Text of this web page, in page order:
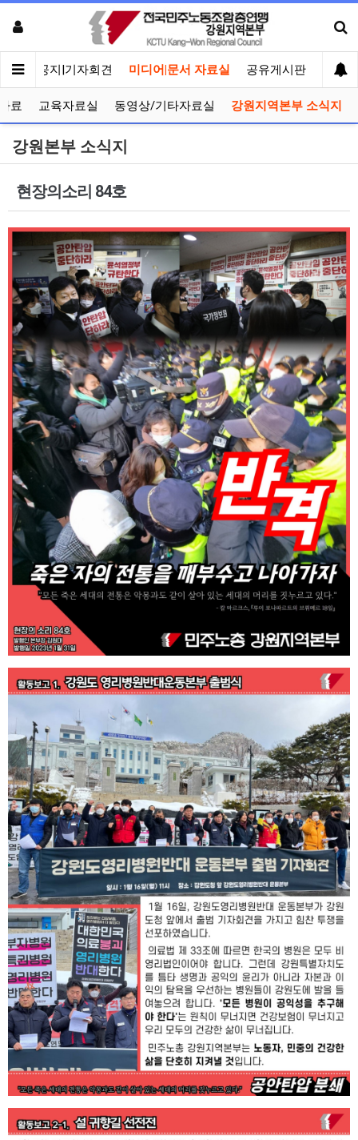
인 공지|기자회견 미디어|문서 자료실 공유게시판 선거
료 교육자료실 동영상/기타자료실 강원지역본부 소식지
강원본부 소식지
현장의소리 84호